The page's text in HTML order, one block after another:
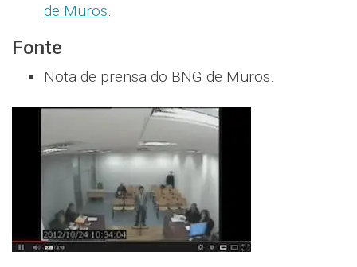
de Muros.
Fonte
Nota de prensa do BNG de Muros.